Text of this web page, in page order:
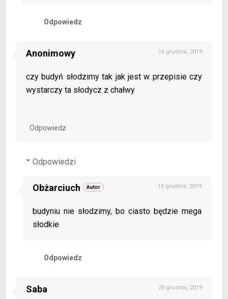
Odpowiedz
Anonimowy 16 grudnia, 2019
czy budyń słodzimy tak jak jest w przepisie czy
wystarczy ta słodycz z chałwy
Odpowiedz
Odpowiedzi
Obżarciuch 16 grudnia, 2019
budyniu nie słodzimy, bo ciasto będzie mega
słodkie
Odpowiedz
Saba 29 grudnia, 2019